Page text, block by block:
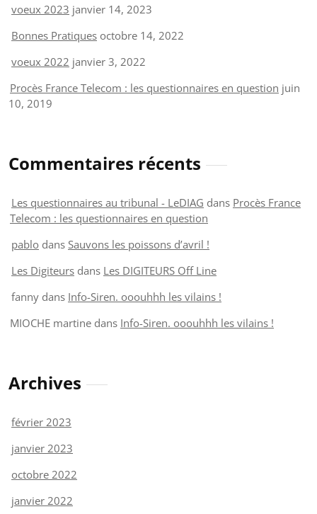
voeux 2023 janvier 14, 2023
Bonnes Pratiques octobre 14, 2022
voeux 2022 janvier 3, 2022
Procès France Telecom : les questionnaires en question juin
10, 2019
Commentaires récents
Les questionnaires au tribunal - LeDIAG dans Procès France
Telecom : les questionnaires en question
pablo dans Sauvons les poissons d’avril !
Les Digiteurs dans Les DIGITEURS Off Line
fanny dans Info-Siren. ooouhhh les vilains !
MIOCHE martine dans Info-Siren. ooouhhh les vilains !
Archives
février 2023
janvier 2023
octobre 2022
janvier 2022